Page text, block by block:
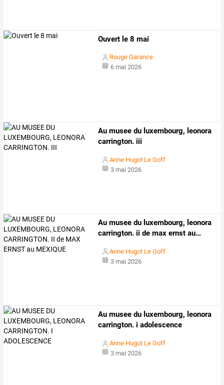
Ouvert le 8 mai
Rouge Garance
6 mai 2026
Au musee du luxembourg, leonora
carrington. iii
Anne Hugot Le Goff
3 mai 2026
Au musee du luxembourg, leonora
carrington. ii de max ernst au…
Anne Hugot Le Goff
3 mai 2026
Au musee du luxembourg, leonora
carrington. i adolescence
Anne Hugot Le Goff
3 mai 2026